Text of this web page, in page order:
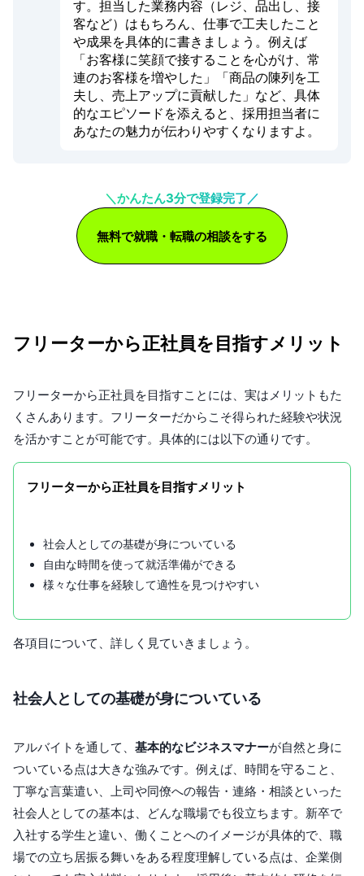
す。担当した業務内容（レジ、品出し、接
客など）はもちろん、仕事で工夫したこと
や成果を具体的に書きましょう。例えば
「お客様に笑顔で接することを心がけ、常
連のお客様を増やした」「商品の陳列を工
夫し、売上アップに貢献した」など、具体
的なエピソードを添えると、採用担当者に
あなたの魅力が伝わりやすくなりますよ。
＼かんたん3分で登録完了／
無料で就職・転職の相談をする
フリーターから正社員を目指すメリット
フリーターから正社員を目指すことには、実はメリットもた
くさんあります。フリーターだからこそ得られた経験や状況
を活かすことが可能です。具体的には以下の通りです。
フリーターから正社員を目指すメリット
社会人としての基礎が身についている
自由な時間を使って就活準備ができる
様々な仕事を経験して適性を見つけやすい
各項目について、詳しく見ていきましょう。
社会人としての基礎が身についている
アルバイトを通して、 基本的なビジネスマナーが自然と身に
ついている点は大きな強みです。例えば、時間を守ること、
丁寧な言葉遣い、上司や同僚への報告・連絡・相談といった
社会人としての基本は、どんな職場でも役立ちます。新卒で
入社する学生と違い、働くことへのイメージが具体的で、職
場での立ち居振る舞いをある程度理解している点は、企業側